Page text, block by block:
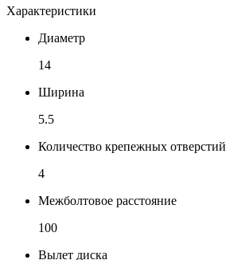
Характеристики
Диаметр
14
Ширина
5.5
Количество крепежных отверстий
4
Межболтовое расстояние
100
Вылет диска